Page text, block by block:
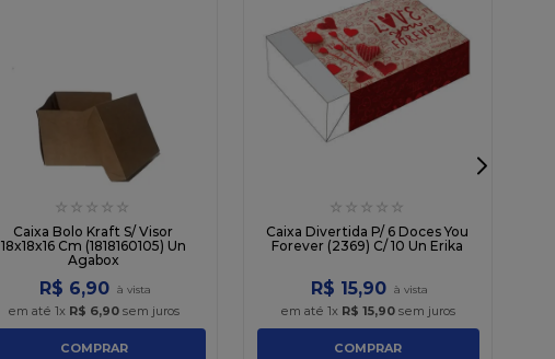
☆ ☆ ☆ ☆ ☆
Caixa Bolo Kraft S/ Visor
18x18x16 Cm (1818160105) Un
Agabox
R$ 6,90
em até 1x R$ 6,90sem juros
COMPRAR
☆ ☆ ☆ ☆ ☆
Caixa Divertida P/ 6 Doces You
Forever (2369) C/ 10 Un Erika
R$ 15,90
em até 1x R$ 15,90sem juros
COMPRAR